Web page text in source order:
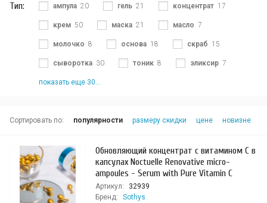
Тип: ампула 20 гель 21 концентрат 17
крем 50 маска 21 масло 7
молочко 8 основа 18 скраб 15
сыворотка 30 тоник 8 эликсир 7
показать еще 30...
Сортировать по: популярности размеру скидки цене новизне
Обновляющий концентрат с витамином C в
капсулах Noctuelle Renovative micro-
ampoules - Serum with Pure Vitamin C
Артикул:
32939
Бренд:
Sothys